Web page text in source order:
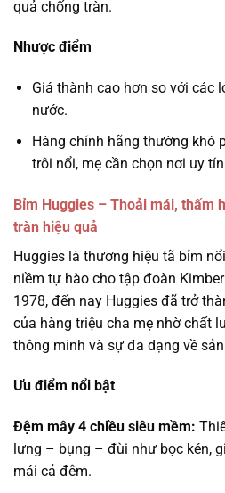
quả chống tràn.
Nhược điểm
Giá thành cao hơn so với các
nước.
Hàng chính hãng thường khó
trôi nổi, mẹ cần chọn nơi uy
Bỉm Huggies – Thoải mái, thấm
tràn hiệu quả
Huggies là thương hiệu tã bỉm
niềm tự hào cho tập đoàn
1978, đến nay Huggies đã trở
của hàng triệu cha mẹ nhờ chất
thông minh và sự đa dạng về
Ưu điểm nổi bật
Đệm mây 4 chiều siêu mềm:
lưng – bụng – đùi như bọc kén,
mái cả đêm.